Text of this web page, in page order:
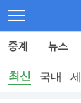
최신 국내